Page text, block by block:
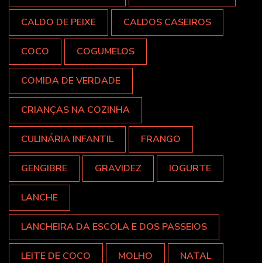
CALDO DE PEIXE CALDOS CASEIROS
COCO COGUMELOS
COMIDA DE VERDADE
CRIANÇAS NA COZINHA
CULINÁRIA INFANTIL FRANGO
GENGIBRE GRAVIDEZ IOGURTE
LANCHE
LANCHEIRA DA ESCOLA E DOS PASSEIOS
LEITE DE COCO MOLHO NATAL